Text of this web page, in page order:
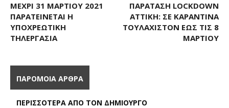
ΜΈΧΡΙ 31 ΜΑΡΤΊΟΥ 2021
ΠΑΡΑΤΕΊΝΕΤΑΙ Η
ΥΠΟΧΡΕΩΤΙΚΉ
ΤΗΛΕΡΓΑΣΊΑ
ΠΑΡΆΤΑΣΗ LOCKDOWN
ΑΤΤΙΚΉ: ΣΕ ΚΑΡΑΝΤΊΝΑ
ΤΟΥΛΆΧΙΣΤΟΝ ΈΩΣ ΤΙΣ 8
ΜΑΡΤΊΟΥ
ΠΑΡΟΜΟΙΑ ΑΡΘΡΑ
ΠΕΡΙΣΣΟΤΕΡΑ ΑΠΟ ΤΟΝ ΔΗΜΙΟΥΡΓΟ